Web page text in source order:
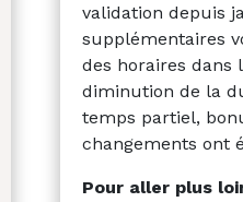
validation depuis
supplémentaires
des horaires dans
diminution de la
temps partiel,
changements ont
Pour aller plus